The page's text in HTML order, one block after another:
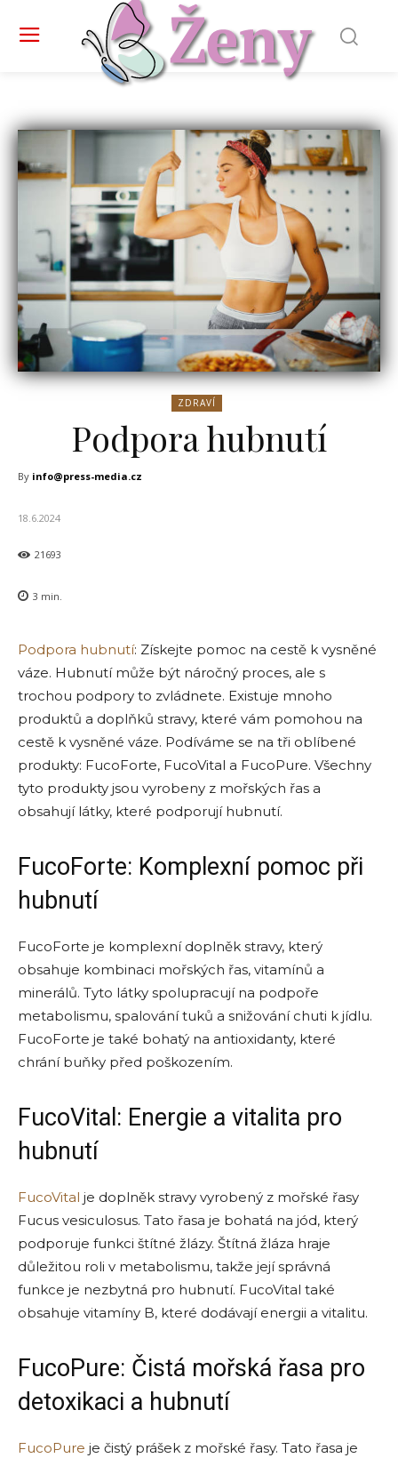
ZDRAVÍ
Podpora hubnutí
By info@press-media.cz
18.6.2024
21693
3 min.
Podpora hubnutí: Získejte pomoc na cestě k vysněné
váze. Hubnutí může být náročný proces, ale s
trochou podpory to zvládnete. Existuje mnoho
produktů a doplňků stravy, které vám pomohou na
cestě k vysněné váze. Podíváme se na tři oblíbené
produkty: FucoForte, FucoVital a FucoPure. Všechny
tyto produkty jsou vyrobeny z mořských řas a
obsahují látky, které podporují hubnutí.
FucoForte: Komplexní pomoc při
hubnutí
FucoForte je komplexní doplněk stravy, který
obsahuje kombinaci mořských řas, vitamínů a
minerálů. Tyto látky spolupracují na podpoře
metabolismu, spalování tuků a snižování chuti k jídlu.
FucoForte je také bohatý na antioxidanty, které
chrání buňky před poškozením.
FucoVital: Energie a vitalita pro
hubnutí
FucoVital je doplněk stravy vyrobený z mořské řasy
Fucus vesiculosus. Tato řasa je bohatá na jód, který
podporuje funkci štítné žlázy. Štítná žláza hraje
důležitou roli v metabolismu, takže její správná
funkce je nezbytná pro hubnutí. FucoVital také
obsahuje vitamíny B, které dodávají energii a vitalitu.
FucoPure: Čistá mořská řasa pro
detoxikaci a hubnutí
FucoPure je čistý prášek z mořské řasy. Tato řasa je